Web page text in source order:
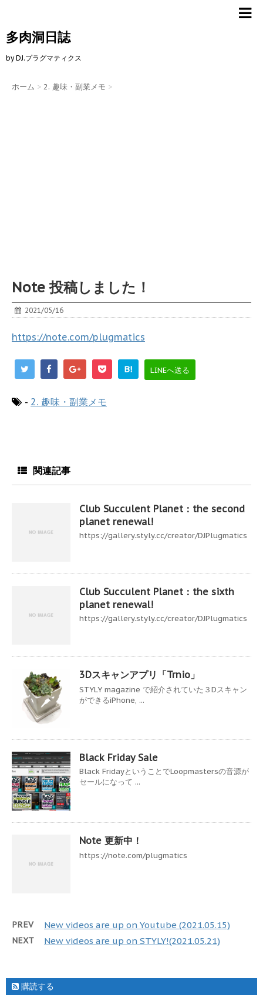
多肉洞日誌
by DJ.プラグマティクス
ホーム > 2. 趣味・副業メモ >
Note 投稿しました！
2021/05/16
https://note.com/plugmatics
B! LINEへ送る
- 2. 趣味・副業メモ
関連記事
Club Succulent Planet：the second
planet renewal!
https://gallery.styly.cc/creator/DJPlugmatics
Club Succulent Planet：the sixth
planet renewal!
https://gallery.styly.cc/creator/DJPlugmatics
3Dスキャンアプリ「Trnio」
STYLY magazine で紹介されていた３Dスキャン
ができるiPhone, ...
Black Friday Sale
Black FridayということでLoopmastersの音源が
セールになって ...
Note 更新中！
https://note.com/plugmatics
PREV New videos are up on Youtube (2021.05.15)
NEXT New videos are up on STYLY!(2021.05.21)
購読する